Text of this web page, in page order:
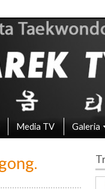
w
Media TV Galeria